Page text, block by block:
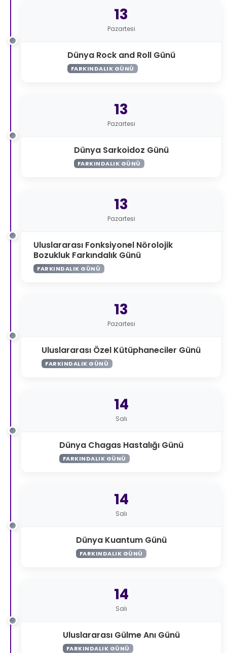
13
Pazartesi
Dünya Rock and Roll Günü
FARKINDALIK GÜNÜ
13
Pazartesi
Dünya Sarkoidoz Günü
FARKINDALIK GÜNÜ
13
Pazartesi
Uluslararası Fonksiyonel Nörolojik
Bozukluk Farkındalık Günü
FARKINDALIK GÜNÜ
13
Pazartesi
Uluslararası Özel Kütüphaneciler Günü
FARKINDALIK GÜNÜ
14
Salı
Dünya Chagas Hastalığı Günü
FARKINDALIK GÜNÜ
14
Salı
Dünya Kuantum Günü
FARKINDALIK GÜNÜ
14
Salı
Uluslararası Gülme Anı Günü
FARKINDALIK GÜNÜ